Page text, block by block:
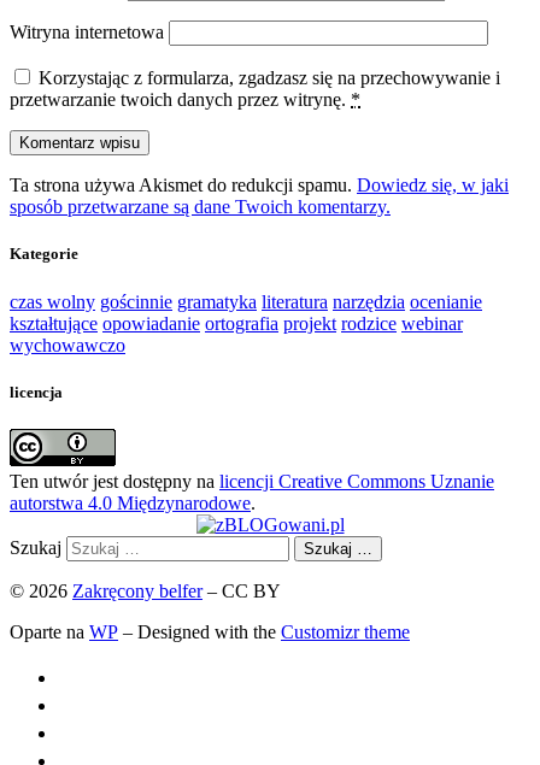
Witryna internetowa
Korzystając z formularza, zgadzasz się na przechowywanie i
przetwarzanie twoich danych przez witrynę. *
Ta strona używa Akismet do redukcji spamu. Dowiedz się, w jaki
sposób przetwarzane są dane Twoich komentarzy.
Kategorie
czas wolny gościnnie gramatyka literatura narzędzia ocenianie
kształtujące opowiadanie ortografia projekt rodzice webinar
wychowawczo
licencja
Ten utwór jest dostępny na licencji Creative Commons Uznanie
autorstwa 4.0 Międzynarodowe.
Szukaj Szukaj …
© 2026 Zakręcony belfer– CC BY
Oparte na WP – Designed with the Customizr theme